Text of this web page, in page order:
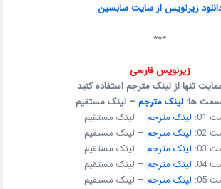
زیرنویس از سایت سابسین
***
زیرنویس فارسی
تنها از لینک مترجم استفاده کنید
ها: لینک مترجم – لینک مستقیم
لینک مترجم – لینک مستقیم
لینک مترجم – لینک مستقیم
لینک مترجم – لینک مستقیم
04:
لینک مترجم – لینک مستقیم
لینک مترجم – لینک مستقیم